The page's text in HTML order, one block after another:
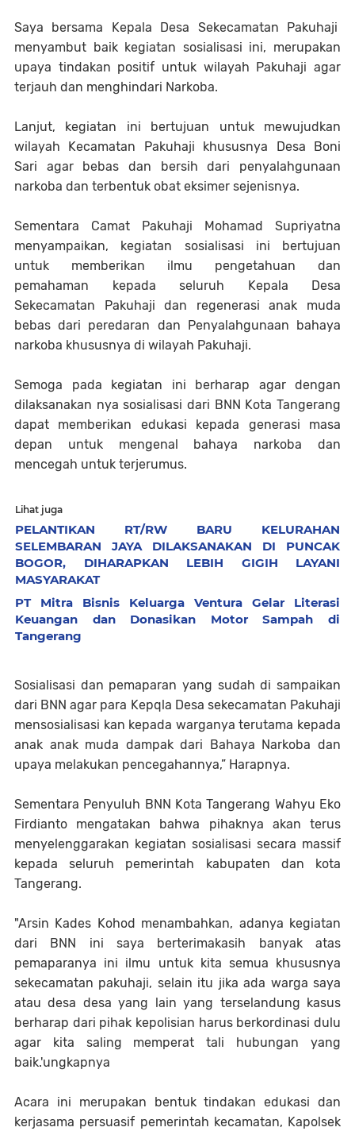
Saya bersama Kepala Desa Sekecamatan Pakuhaji
menyambut baik kegiatan sosialisasi ini, merupakan
upaya tindakan positif untuk wilayah Pakuhaji agar
terjauh dan menghindari Narkoba.
Lanjut, kegiatan ini bertujuan untuk mewujudkan
wilayah Kecamatan Pakuhaji khususnya Desa Boni
Sari agar bebas dan bersih dari penyalahgunaan
narkoba dan terbentuk obat eksimer sejenisnya.
Sementara Camat Pakuhaji Mohamad Supriyatna
menyampaikan, kegiatan sosialisasi ini bertujuan
untuk memberikan ilmu pengetahuan dan
pemahaman kepada seluruh Kepala Desa
Sekecamatan Pakuhaji dan regenerasi anak muda
bebas dari peredaran dan Penyalahgunaan bahaya
narkoba khususnya di wilayah Pakuhaji.
Semoga pada kegiatan ini berharap agar dengan
dilaksanakan nya sosialisasi dari BNN Kota Tangerang
dapat memberikan edukasi kepada generasi masa
depan untuk mengenal bahaya narkoba dan
mencegah untuk terjerumus.
Lihat juga
PELANTIKAN RT/RW BARU KELURAHAN
SELEMBARAN JAYA DILAKSANAKAN DI PUNCAK
BOGOR, DIHARAPKAN LEBIH GIGIH LAYANI
MASYARAKAT
​PT Mitra Bisnis Keluarga Ventura Gelar Literasi
Keuangan dan Donasikan Motor Sampah di
Tangerang
Sosialisasi dan pemaparan yang sudah di sampaikan
dari BNN agar para Kepqla Desa sekecamatan Pakuhaji
mensosialisasi kan kepada warganya terutama kepada
anak anak muda dampak dari Bahaya Narkoba dan
upaya melakukan pencegahannya,” Harapnya.
Sementara Penyuluh BNN Kota Tangerang Wahyu Eko
Firdianto mengatakan bahwa pihaknya akan terus
menyelenggarakan kegiatan sosialisasi secara massif
kepada seluruh pemerintah kabupaten dan kota
Tangerang.
"Arsin Kades Kohod menambahkan, adanya kegiatan
dari BNN ini saya berterimakasih banyak atas
pemaparanya ini ilmu untuk kita semua khususnya
sekecamatan pakuhaji, selain itu jika ada warga saya
atau desa desa yang lain yang terselandung kasus
berharap dari pihak kepolisian harus berkordinasi dulu
agar kita saling memperat tali hubungan yang
baik.'ungkapnya
Acara ini merupakan bentuk tindakan edukasi dan
kerjasama persuasif pemerintah kecamatan, Kapolsek